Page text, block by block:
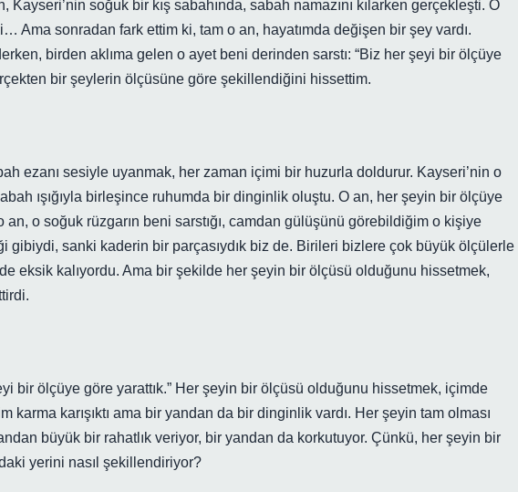
soğuk bir kış sabahında, sabah namazını kılarken gerçekleşti. O
Ama sonradan fark ettim ki, tam o an, hayatımda değişen bir şey vardı.
birden aklıma gelen o ayet beni derinden sarstı: “Biz her şeyi bir ölçüye
bir şeylerin ölçüsüne göre şekillendiğini hissettim.
ezanı sesiyle uyanmak, her zaman içimi bir huzurla doldurur. Kayseri’nin o
ışığıyla birleşince ruhumda bir dinginlik oluştu. O an, her şeyin bir ölçüye
an, o soğuk rüzgarın beni sarstığı, camdan gülüşünü görebildiğim o kişiye
gibiydi, sanki kaderin bir parçasıydık biz de. Birileri bizlere çok büyük ölçülerle
eksik kalıyordu. Ama bir şekilde her şeyin bir ölçüsü olduğunu hissetmek,
bir ölçüye göre yarattık.” Her şeyin bir ölçüsü olduğunu hissetmek, içimde
karma karışıktı ama bir yandan da bir dinginlik vardı. Her şeyin tam olması
büyük bir rahatlık veriyor, bir yandan da korkutuyor. Çünkü, her şeyin bir
yerini nasıl şekillendiriyor?